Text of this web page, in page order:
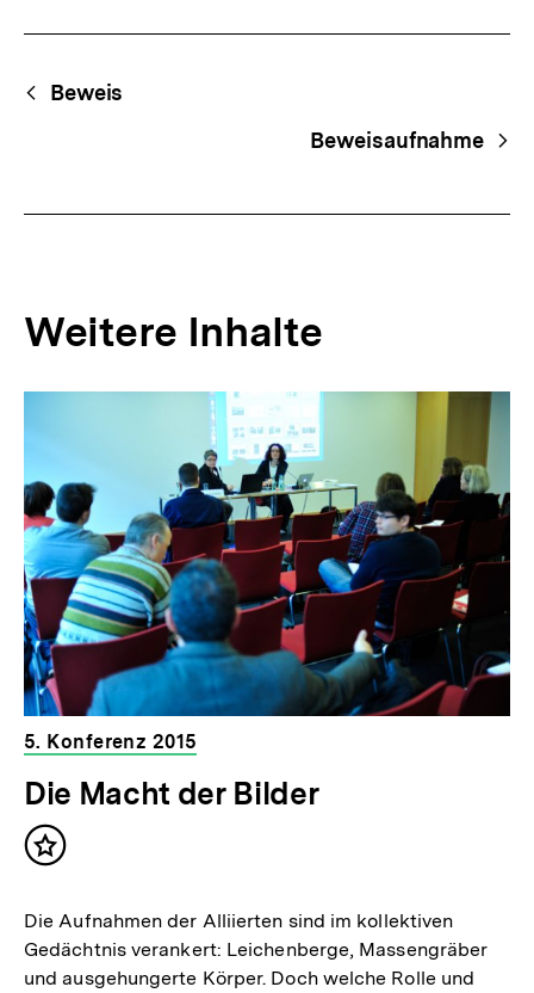
Begriffsnavigation
Content-
Navigation
Beweis
Beweisaufnahme
Weitere Inhalte
5. Konferenz 2015
Die Macht der Bilder
Inhalt
Die Aufnahmen der Alliierten sind im kollektiven
Gedächtnis verankert: Leichenberge, Massengräber
und ausgehungerte Körper. Doch welche Rolle und